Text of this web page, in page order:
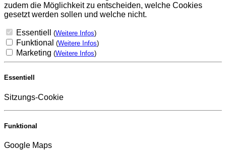
zudem die Möglichkeit zu entscheiden, welche Cookies
gesetzt werden sollen und welche nicht.
Essentiell (Weitere Infos)
Funktional (Weitere Infos)
Marketing (Weitere Infos)
Essentiell
Sitzungs-Cookie
Funktional
Google Maps